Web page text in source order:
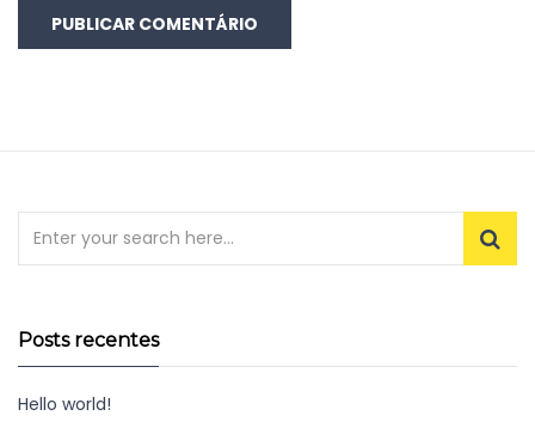
Posts recentes
Hello world!